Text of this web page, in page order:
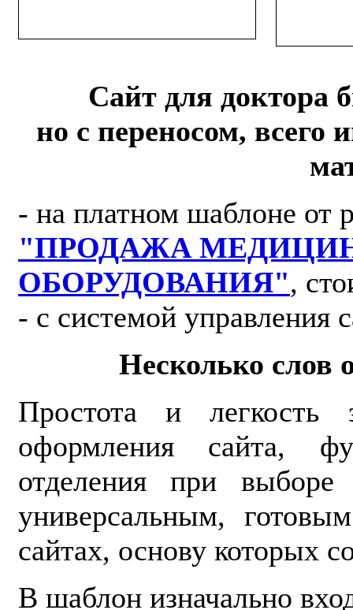
Сайт для доктора
но с переносом, всего
- на платном шаблоне от
"ПРОДАЖА
ОБОРУДОВАНИЯ",
- с системой управления
Несколько слов
Простота и легкость
оформления сайта,
отделения при
универсальным,
сайтах, основу которых
В шаблон изначально